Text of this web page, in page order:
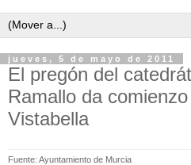
jueves, 5 de mayo de 2011
El pregón del
Ramallo da
Vistabella
Fuente: Ayuntamiento de Murcia